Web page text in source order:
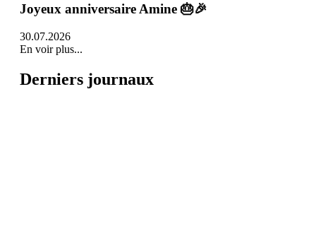
Joyeux anniversaire Amine 🎂🎉
30.07.2026
En voir plus...
Derniers journaux